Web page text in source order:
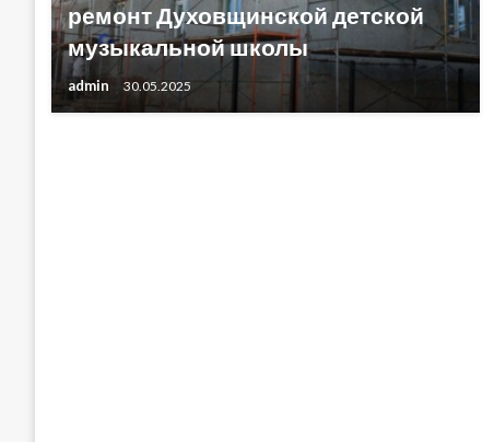
ремонт Духовщинской детской
музыкальной школы
admin 30.05.2025